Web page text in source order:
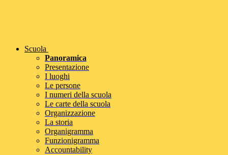
Scuola
Panoramica
Presentazione
I luoghi
Le persone
I numeri della scuola
Le carte della scuola
Organizzazione
La storia
Organigramma
Funzionigramma
Accountability